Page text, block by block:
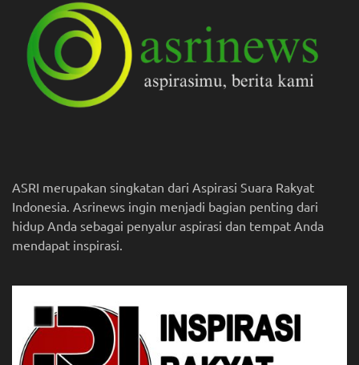
ASRI merupakan singkatan dari Aspirasi Suara Rakyat
Indonesia. Asrinews ingin menjadi bagian penting dari
hidup Anda sebagai penyalur aspirasi dan tempat Anda
mendapat inspirasi.